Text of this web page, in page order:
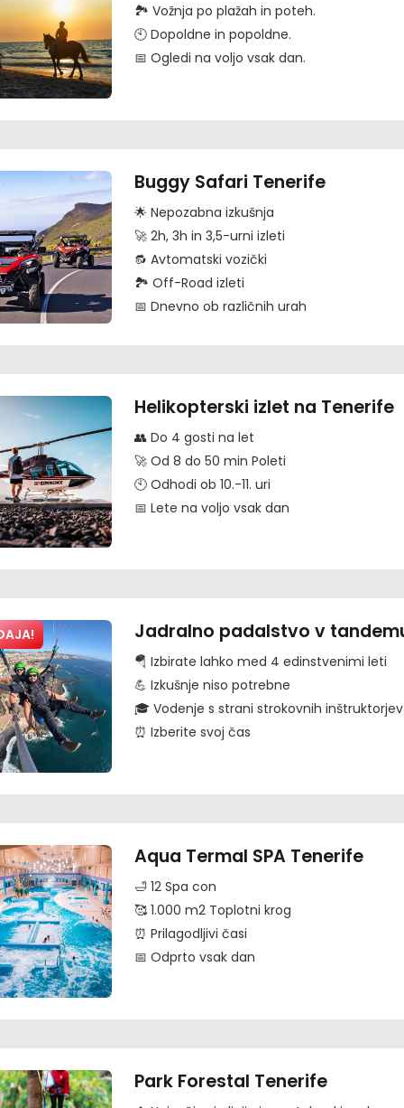
🏞️ Vožnja po plažah in poteh.
🕙 Dopoldne in popoldne.
📅 Ogledi na voljo vsak dan.
Buggy Safari Tenerife
🌟 Nepozabna izkušnja
🚀 2h, 3h in 3,5-urni izleti
🔂 Avtomatski vozički
🏞️ Off-Road izleti
📅 Dnevno ob različnih urah
Helikopterski izlet na Tenerife
👥 Do 4 gosti na let
🚀 Od 8 do 50 min Poleti
🕙 Odhodi ob 10.-11. uri
📅 Lete na voljo vsak dan
Jadralno padalstvo v
🪂 Izbirate lahko med 4 edinstvenimi leti
💪 Izkušnje niso potrebne
🎓 Vodenje s strani strokovnih inštruktorjev
⏰ Izberite svoj čas
Aqua Termal SPA Tenerife
🛁 12 Spa con
🥰 1.000 m2 Toplotni krog
⏰ Prilagodljivi časi
📅 Odprto vsak dan
Park Forestal Tenerife